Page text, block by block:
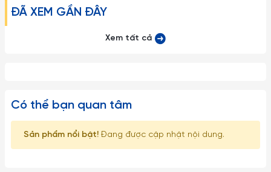
ĐÃ XEM GẦN ĐÂY
Xem tất cả
Có thể bạn quan tâm
Sản phẩm nổi bật! Đang được cập nhật nội dung.